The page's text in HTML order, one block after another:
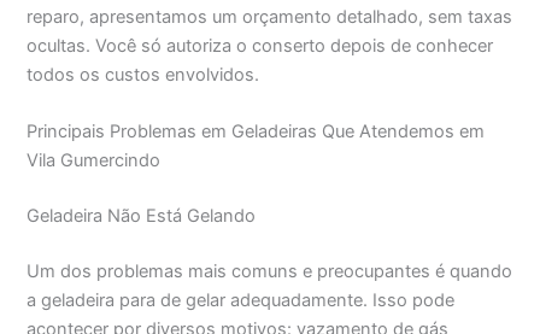
reparo, apresentamos um orçamento detalhado, sem taxas
ocultas. Você só autoriza o conserto depois de conhecer
todos os custos envolvidos.
Principais Problemas em Geladeiras Que Atendemos em
Vila Gumercindo
Geladeira Não Está Gelando
Um dos problemas mais comuns e preocupantes é quando
a geladeira para de gelar adequadamente. Isso pode
acontecer por diversos motivos: vazamento de gás